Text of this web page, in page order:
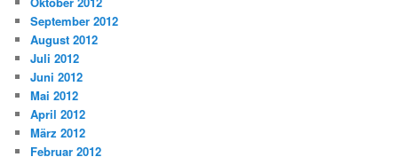
September 2012
August 2012
Juli 2012
Juni 2012
Mai 2012
April 2012
März 2012
Februar 2012